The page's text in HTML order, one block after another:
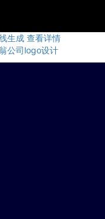
生成 查看详情
公司logo设计